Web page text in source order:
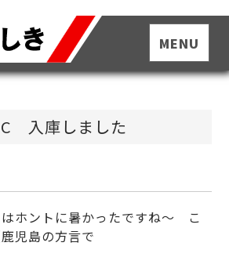
C 入庫しました
ホントに暑かったですね～ こ
児島の方言で